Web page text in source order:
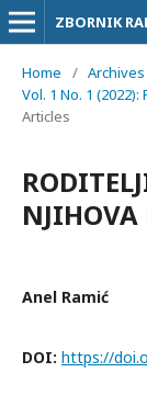
ZBORNIK
Home / Archives
Vol. 1 No. 1 (2022):
Articles
NJIHOVA
Anel Ramić
DOI: https://